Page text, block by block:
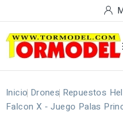
Inicio Drones Repuestos
Falcon X - Juego Palas